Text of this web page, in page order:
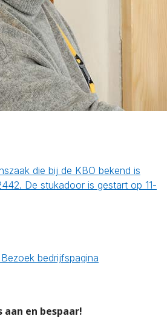
die bij de KBO bekend is
De stukadoor is gestart op 11-
Bezoek bedrijfspagina
en bespaar!